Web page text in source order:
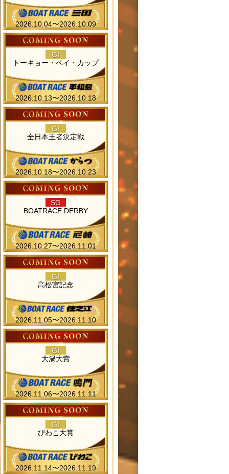
2026.10.04〜2026.10.09
GI
トーキョー・ベイ・カップ
2026.10.13〜2026.10.18
GI
全日本王者決定戦
2026.10.18〜2026.10.23
SG
BOATRACE DERBY
2026.10.27〜2026.11.01
GI
高松宮記念
2026.11.05〜2026.11.10
GI
大渦大賞
2026.11.06〜2026.11.11
GI
びわこ大賞
2026.11.14〜2026.11.19